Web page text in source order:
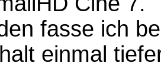
fasse ich
einmal